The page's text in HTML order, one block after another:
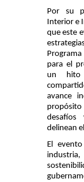
Por su
Interior e
que este
para el
un hito
avance
propósito
delinean
El